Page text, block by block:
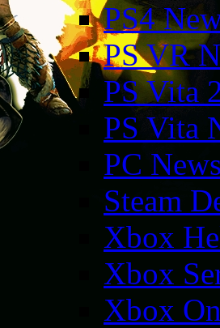
PS4
PS VR
PS Vita
PS Vita
PC News
Steam
Xbox
Xbox
Xbox